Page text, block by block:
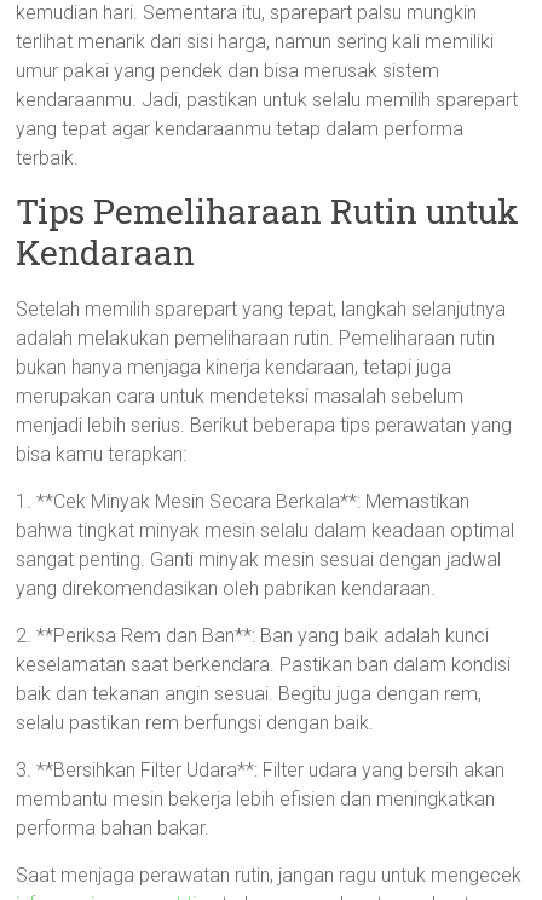
kemudian hari. Sementara itu, sparepart palsu mungkin
terlihat menarik dari sisi harga, namun sering kali memiliki
umur pakai yang pendek dan bisa merusak sistem
kendaraanmu. Jadi, pastikan untuk selalu memilih sparepart
yang tepat agar kendaraanmu tetap dalam performa
terbaik.
Tips Pemeliharaan Rutin untuk
Kendaraan
Setelah memilih sparepart yang tepat, langkah selanjutnya
adalah melakukan pemeliharaan rutin. Pemeliharaan rutin
bukan hanya menjaga kinerja kendaraan, tetapi juga
merupakan cara untuk mendeteksi masalah sebelum
menjadi lebih serius. Berikut beberapa tips perawatan yang
bisa kamu terapkan:
1. **Cek Minyak Mesin Secara Berkala**: Memastikan
bahwa tingkat minyak mesin selalu dalam keadaan optimal
sangat penting. Ganti minyak mesin sesuai dengan jadwal
yang direkomendasikan oleh pabrikan kendaraan.
2. **Periksa Rem dan Ban**: Ban yang baik adalah kunci
keselamatan saat berkendara. Pastikan ban dalam kondisi
baik dan tekanan angin sesuai. Begitu juga dengan rem,
selalu pastikan rem berfungsi dengan baik.
3. **Bersihkan Filter Udara**: Filter udara yang bersih akan
membantu mesin bekerja lebih efisien dan meningkatkan
performa bahan bakar.
Saat menjaga perawatan rutin, jangan ragu untuk mengecek